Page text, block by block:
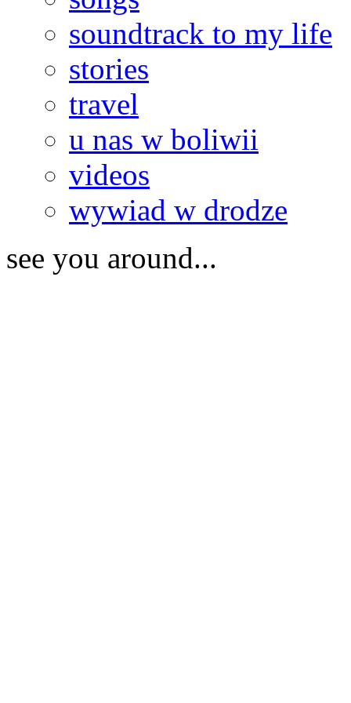
soundtrack to my life
stories
travel
u nas w boliwii
videos
wywiad w drodze
see you around...